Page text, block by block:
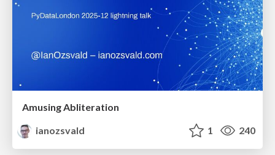
Amusing Abliteration
ianozsvald
1 240